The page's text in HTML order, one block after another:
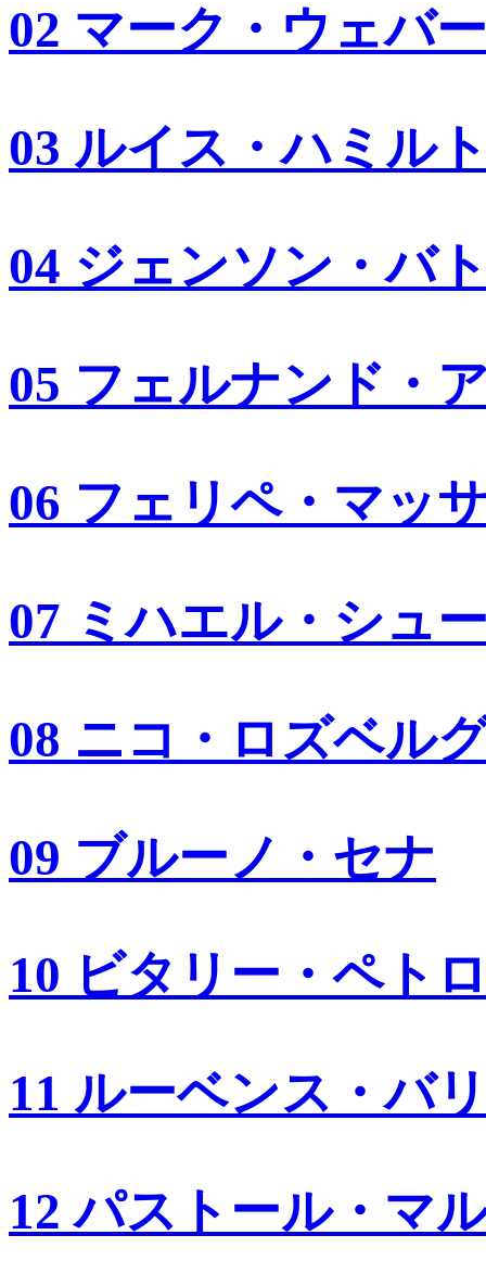
02 マーク・ウェバー
03 ルイス・ハミル
04 ジェンソン・バ
05 フェルナンド・
06 フェリペ・マッ
07 ミハエル・シュ
08 ニコ・ロズベル
09 ブルーノ・セナ
10 ビタリー・ペト
11 ルーベンス・バ
12 パストール・マ